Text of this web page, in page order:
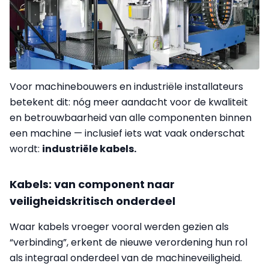
Voor machinebouwers en industriële installateurs
betekent dit: nóg meer aandacht voor de kwaliteit
en betrouwbaarheid van alle componenten binnen
een machine — inclusief iets wat vaak onderschat
wordt: industriële kabels.
Kabels: van component naar
veiligheidskritisch onderdeel
Waar kabels vroeger vooral werden gezien als
“verbinding”, erkent de nieuwe verordening hun rol
als integraal onderdeel van de machineveiligheid.